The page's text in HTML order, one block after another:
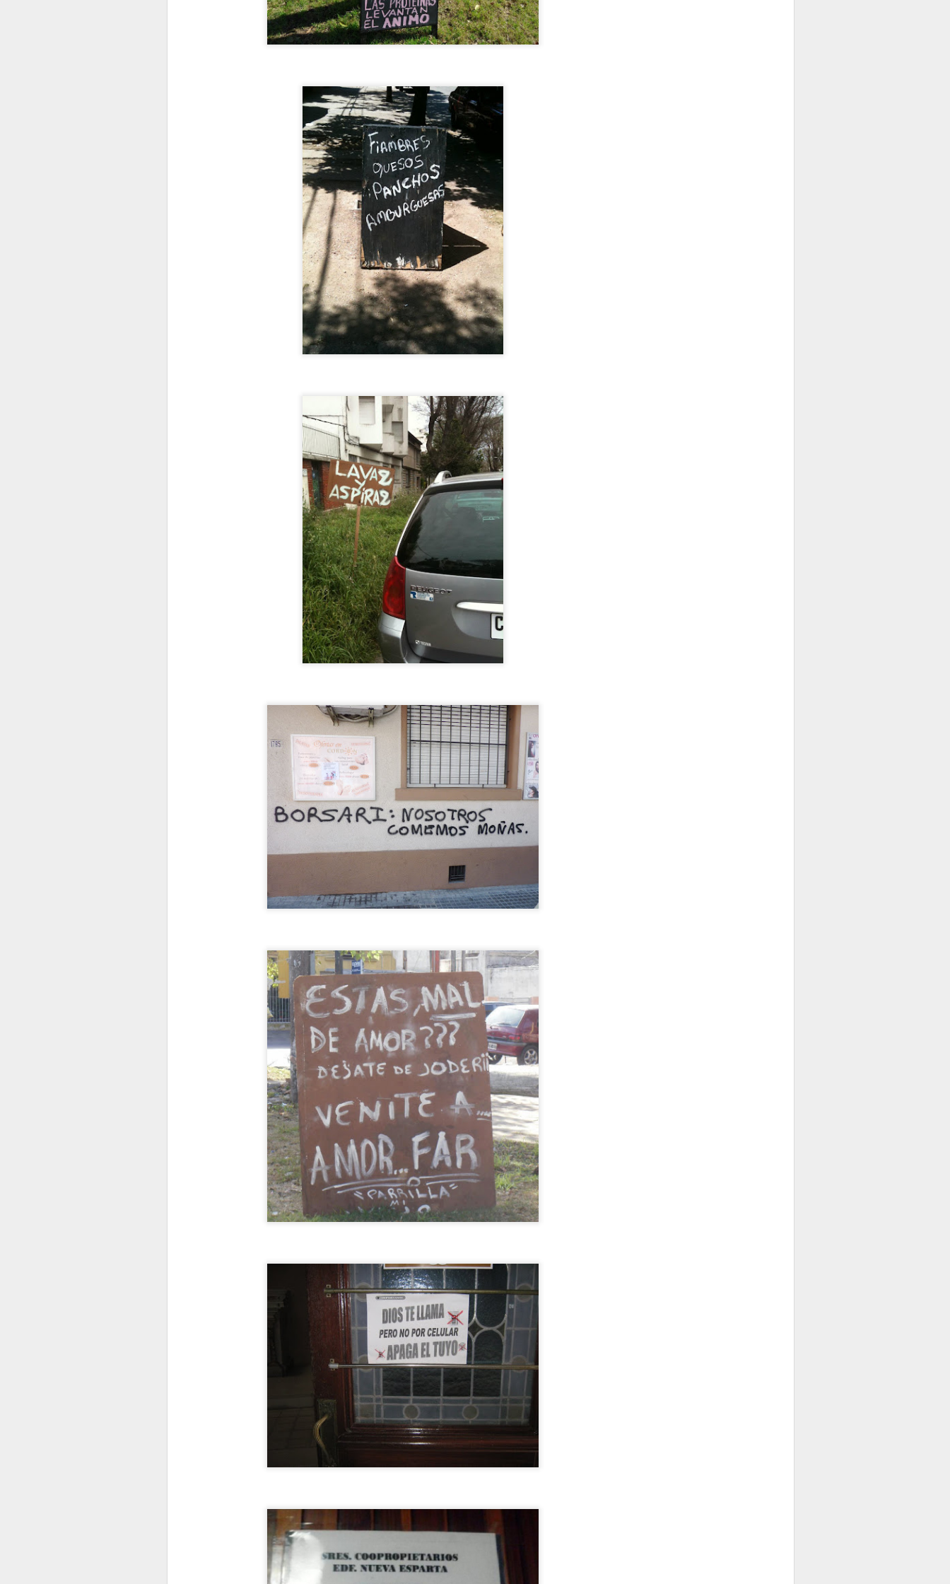
Cuenta la leyenda que en el barrio VILLA DEL PARQUE de la ciudad de
BUENOS AIRES existe UN CASTILLO EMBRUJADO por un
TERRIBLE ACCIDENTE QUE LO DEJÓ MARCADO DE POR VIDA. EN
JUL
12
TITANIC 100 OBJETOS VALIOSOS
RECUPERADOS DEL NAUFRAGIO
TITANIC 100 OBJETOS VALIOSOS RECUPERADOS DEL
NAUFRAGIO
Luego de ubicado el naufragio del TITANIC fueron cientos los objetos
recuperados. Muchos de ellos fueron a subasta Y SE VENDIERON
POR MILLONES DE EUROS. En el video te muestro los más CAROS
y FAMOSOS.
JUL
12
PAESTUM, los templos griegos MEJOR
CONSERVADOS están en ITALIA !!
PAESTUM, los templos griegos MEJOR CONSERVADOS están en
ITALIA
Cualquiera pensaría que los TEMPLOS GRIEGOS MEJOR
DENTRO !! ESPECTACULAR. Te cuento como llegar desde Nápoles o
.JUL
12
Tiene UN LEÓN en el JARDÍN DE LA CASA,
INCREÍBLE !
Tiene UN LEÓN en el JARDÍN DE LA CASA, INCREÍBLE !
PENSÉ QUE ME TOMABA EL PELO cuando me dijo que TENÍA UN
LEÓN EN LA CASA.
JUL
12
MISIL EXOCET SOBRE UNA CAMIONETA en
MONTEVIDEO !
MISIL EXOCET SOBRE UNA CAMIONETA en MONTEVIDEO !
PENSÉ QUE ESTABA ALUCINANDO, PERO NO, ERA UN MISIL
JUL
12
El CHORIPÁN TIENE SU MONUMENTO !! SABÉS
DONDE ? A QUE NO!!
El CHORIPÁN TIENE SU MONUMENTO !! SABÉS DONDE ? A QUE
NO!!
Monumentos hay para TODOS LOS GUSTOS, pero vos sabías QUE
EXISTE EL MONUMENTO AL CHORIPÁN ? NO? TE CUENTO DONDE
ESTÁ EL MONUMENTO Y TE MUESTRO FOTOS !! BUEN
Hotel Concordia, donde el FANTASMA DE GARDEL AÚN VIVE !
Hay un hotel en la ciudad de SALTO, República Oriental del Uruguay,
donde el FANTASMA DE CARLOS GARDEL SIGUE DEAMBULANDO.
JUL
El dia que...MIKE TYSON QUISO PELEAR CON UN
GORILA.
El dia que...MIKE TYSON QUISO PELEAR CON UN GORILA.
COMO y POR QUÉ SE LE OCURRIÓ ESA LOCURA A TYSON ? Dejá
tu comentario opinando quien hubiese ganado. TE LO CUENTO EN EL
VIDEO.
SEPELIO de DON RAMÓN?
¿Por qué CHESPIRITO no fue al VELORIO ni al SEPELIO de DON
RAMÓN?
Muchas cosas se dicen al respecto, PERO LA VERDAD ES UNA
SOLA y te la cuento en el video. NO TODO ERAN ROSAS en LA
VECINDAD DEL CHAVO, Hay quienes dicen que el principio del fin del
programa fue causado por Florinda Meza, la YOKO ONO de ROBERTO
GOMEZ BOLAÑOS.
JUL
5
ENCONTRÉ MEDALLA DEL EXORCISTA de SAN
BENITO 😵 !!
ENCONTRÉ MEDALLA DEL EXORCISTA de SAN BENITO !!
DETECTANDO METALES EN LA PLAYA encontré enterrada en la
que fue poseído por el MALIGNO.
La casa EMBRUJAD de Chespirito. EL FANTASMA